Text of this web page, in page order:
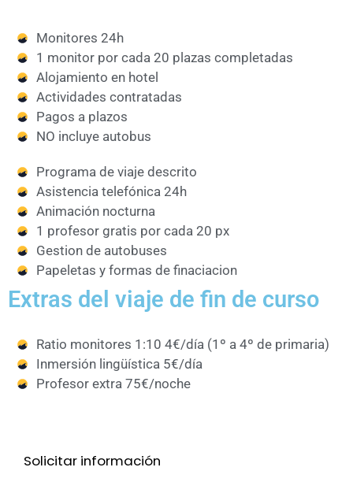
Monitores 24h
1 monitor por cada 20 plazas completadas
Alojamiento en hotel
Actividades contratadas
Pagos a plazos
NO incluye autobus
Programa de viaje descrito
Asistencia telefónica 24h
Animación nocturna
1 profesor gratis por cada 20 px
Gestion de autobuses
Papeletas y formas de finaciacion
Extras del viaje de fin de curso
Ratio monitores 1:10 4€/día (1º a 4º de primaria)
Inmersión lingüística 5€/día
Profesor extra 75€/noche
Solicitar información